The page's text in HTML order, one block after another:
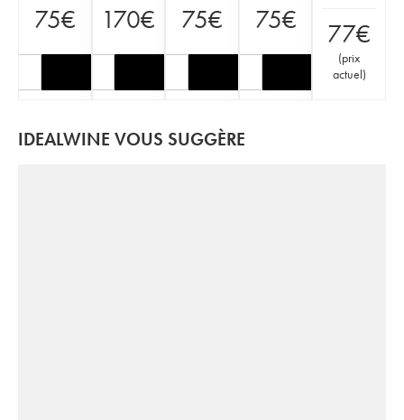
75€ 170€ 75€ 75€ 77€
(prix
actuel)
IDEALWINE VOUS SUGGÈRE